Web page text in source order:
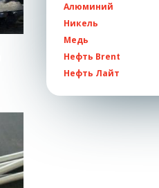
Алюминий
Никель
Медь
Нефть Brent
Нефть Лайт